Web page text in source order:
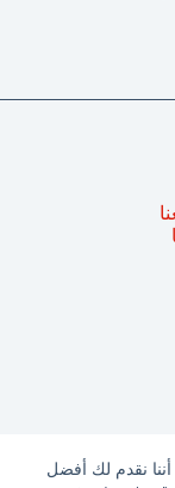
نقدم لك أفضل